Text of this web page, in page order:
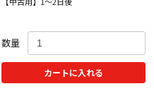
数量
カートに入れる